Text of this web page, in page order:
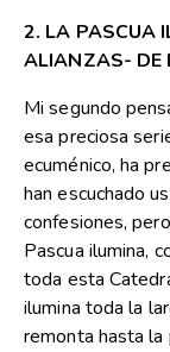
2. LA PASCUA
ALIANZAS- DE
Mi segundo
esa preciosa
ecuménico, ha
han escuchado
confesiones,
Pascua ilumina,
toda esta
ilumina toda la
remonta hasta la